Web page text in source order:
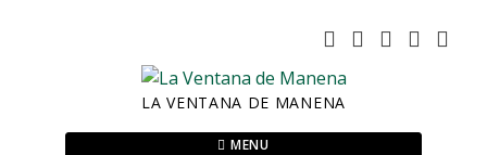
LA VENTANA DE MANENA
MENU